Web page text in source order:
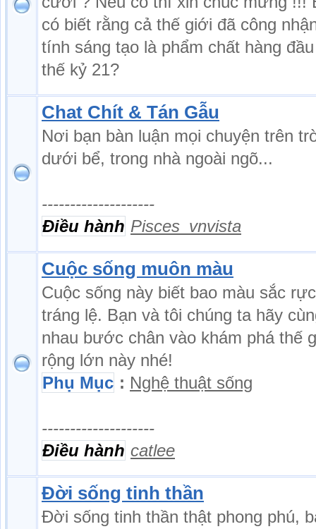
có biết rằng cả thế giới đã công
tính sáng tạo là phẩm chất hàng
thế kỷ 21?
Chat Chít & Tán Gẫu
Nơi bạn bàn luận mọi chuyện trên
dưới bể, trong nhà ngoài ngõ...
--------------------
Điều hành Pisces_vnvista
Cuộc sống muôn màu
Cuộc sống này biết bao màu sắc
tráng lệ. Bạn và tôi chúng ta hãy
nhau bước chân vào khám phá thế
rộng lớn này nhé!
Phụ Mục : Nghệ thuật sống
--------------------
Điều hành catlee
Đời sống tinh thần
Đời sống tinh thần thật phong phú,